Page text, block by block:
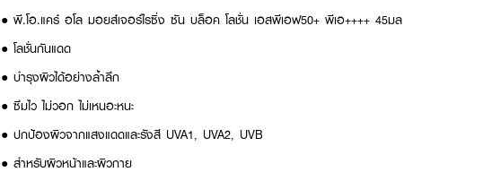
● พี.โอ.แคร์ อโล มอยส์เจอร์ไรซิ่ง ซัน บล็อค โลชั่น เอสพีเอฟ50+ พีเอ++++ 45มล
● โลชั่นกันแดด
● บำรุงผิวได้อย่างล้ำลึก
● ซึมไว ไม่วอก ไม่เหนอะหนะ
● ปกป้องผิวจากแสงแดดและรังสี UVA1, UVA2, UVB
● สำหรับผิวหน้าและผิวกาย